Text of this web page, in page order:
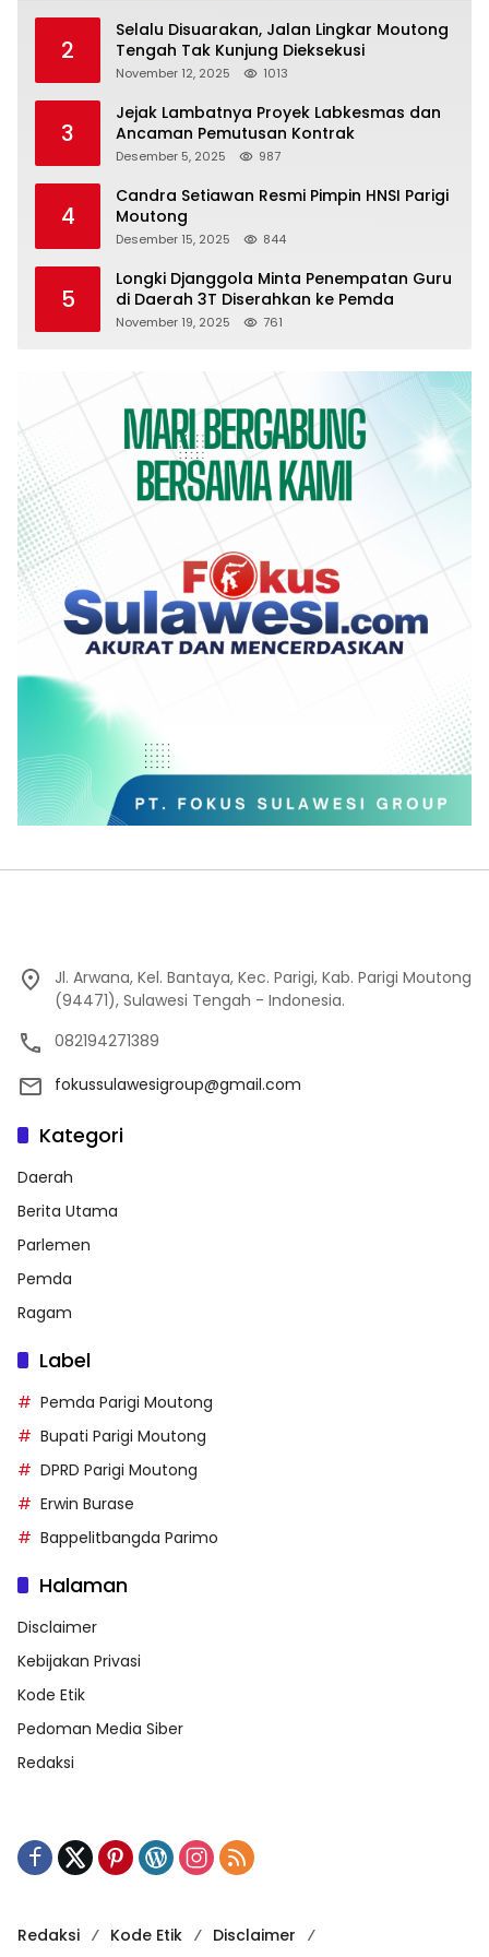
2
Selalu Disuarakan, Jalan Lingkar Moutong
Tengah Tak Kunjung Dieksekusi
November 12, 2025 1013
3
Jejak Lambatnya Proyek Labkesmas dan
Ancaman Pemutusan Kontrak
Desember 5, 2025 987
4
Candra Setiawan Resmi Pimpin HNSI Parigi
Moutong
Desember 15, 2025 844
5
Longki Djanggola Minta Penempatan Guru
di Daerah 3T Diserahkan ke Pemda
November 19, 2025 761
Jl. Arwana, Kel. Bantaya, Kec. Parigi, Kab. Parigi Moutong
(94471), Sulawesi Tengah - Indonesia.
082194271389
fokussulawesigroup@gmail.com
Kategori
Daerah
Berita Utama
Parlemen
Pemda
Ragam
Label
Pemda Parigi Moutong
Bupati Parigi Moutong
DPRD Parigi Moutong
Erwin Burase
Bappelitbangda Parimo
Halaman
Disclaimer
Kebijakan Privasi
Kode Etik
Pedoman Media Siber
Redaksi
Redaksi Kode Etik
Disclaimer